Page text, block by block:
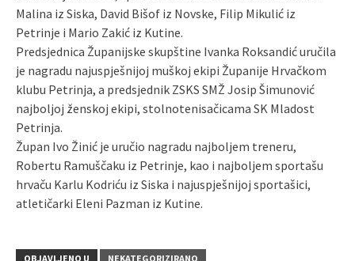
Malina iz Siska, David Bišof iz Novske, Filip Mikulić iz
Petrinje i Mario Zakić iz Kutine.
Predsjednica Županijske skupštine Ivanka Roksandić uručila
je nagradu najuspješnijoj muškoj ekipi Županije Hrvačkom
klubu Petrinja, a predsjednik ZSKS SMŽ Josip Šimunović
najboljoj ženskoj ekipi, stolnotenisačicama SK Mladost
Petrinja.
Župan Ivo Žinić je uručio nagradu najboljem treneru,
Robertu Ramuščaku iz Petrinje, kao i najboljem sportašu
hrvaču Karlu Kodriću iz Siska i najuspješnijoj sportašici,
atletičarki Eleni Pazman iz Kutine.
OBJAVLJENO U NEKATEGORIZIRANO